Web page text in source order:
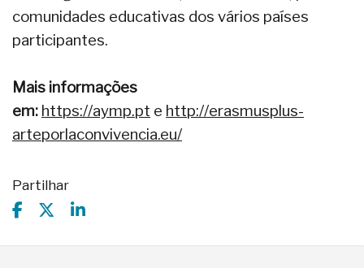
comunidades educativas dos vários países
participantes.
Mais informações
em: https://aymp.pt e http://erasmusplus-
arteporlaconvivencia.eu/
Partilhar